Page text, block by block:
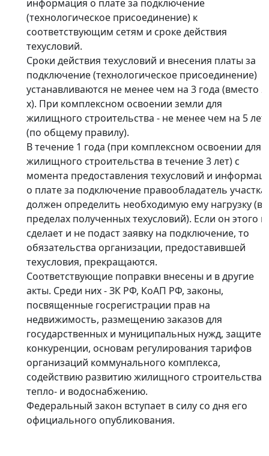
информация о плате за подключение
(технологическое присоединение) к
соответствующим сетям и сроке действия
техусловий.
Сроки действия техусловий и внесения платы за
подключение (технологическое присоединение)
устанавливаются не менее чем на 3 года (вместо 2-
х). При комплексном освоении земли для
жилищного строительства - не менее чем на 5 лет
(по общему правилу).
В течение 1 года (при комплексном освоении для
жилищного строительства в течение 3 лет) с
момента предоставления техусловий и
о плате за подключение правообладатель участка
должен определить необходимую ему нагрузку (в
пределах полученных техусловий). Если он этого
сделает и не подаст заявку на подключение, то
обязательства организации, предоставившей
техусловия, прекращаются.
Соответствующие поправки внесены и в другие
акты. Среди них - ЗК РФ, КоАП РФ, законы,
посвященные госрегистрации прав на
недвижимость, размещению заказов для
государственных и муниципальных нужд, защите
конкуренции, основам регулирования тарифов
организаций коммунального комплекса,
содействию развитию жилищного строительства,
тепло- и водоснабжению.
Федеральный закон вступает в силу со дня его
официального опубликования.